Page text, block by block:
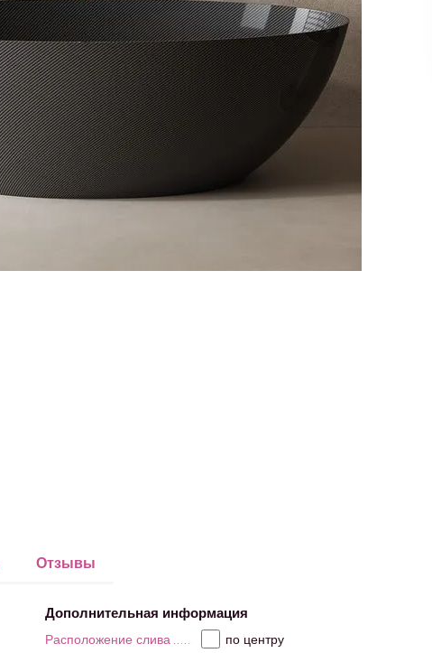
Отзывы
Дополнительная информация
Расположение слива по центру